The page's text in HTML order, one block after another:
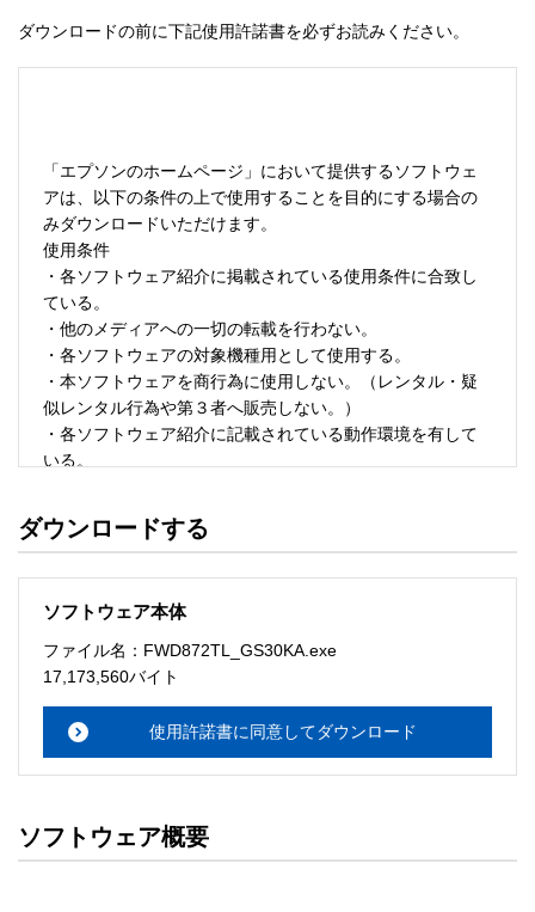
ダウンロードの前に下記使用許諾書を必ずお読みください。
「エプソンのホームページ」において提供するソフトウェ
アは、以下の条件の上で使用することを目的にする場合の
みダウンロードいただけます。
使用条件
・各ソフトウェア紹介に掲載されている使用条件に合致し
ている。
・他のメディアへの一切の転載を行わない。
・各ソフトウェアの対象機種用として使用する。
・本ソフトウェアを商行為に使用しない。（レンタル・疑
似レンタル行為や第３者へ販売しない。）
・各ソフトウェア紹介に記載されている動作環境を有して
いる。
・ソフトウェアを改変、またはリバースエンジニアリング
ソフトウェアのサポート
・本サーバでは、ユーザーサポートは行いません。搭載ソ
メーションセンターまでお願い
ルをお読み下さい。
ソフトウェアの保証範囲
・ソフトウェアのダウンロード・導入はお客様の責任にお
ダウンロードする
ソフトウェア本体
ファイル名：FWD872TL_GS30KA.exe
17,173,560バイト
使用許諾書に同意してダウンロード
ソフトウェア概要